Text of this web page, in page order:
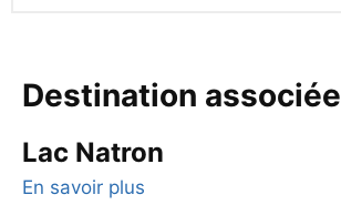
Destination associée
Lac Natron
En savoir plus